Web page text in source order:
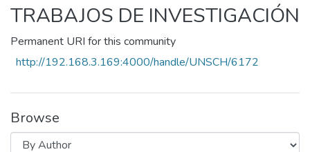
All of DSpace
TRABAJOS DE INVESTIGACIÓN
Permanent URI for this community
http://192.168.3.169:4000/handle/UNSCH/6172
Browse